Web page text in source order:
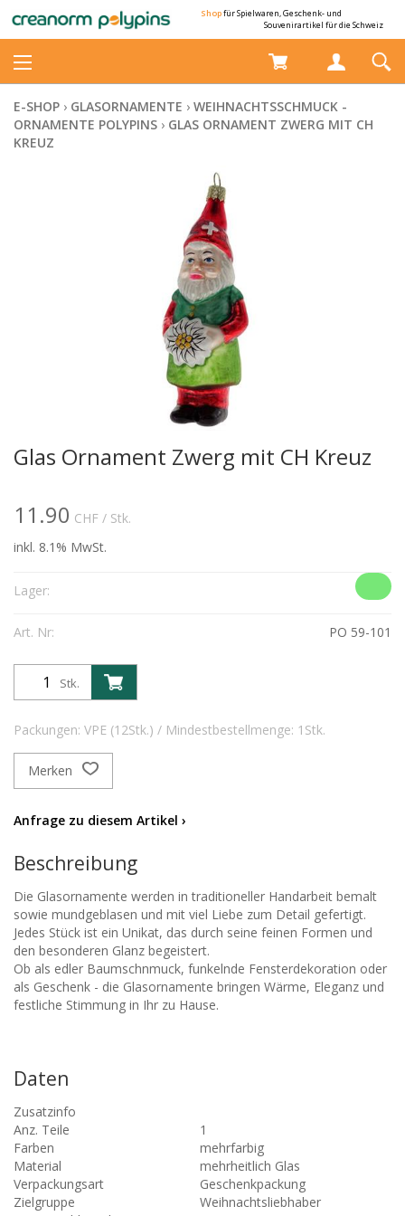
Shopfür Spielwaren, Geschenk- und
Souvenirartikel für die Schweiz
E-SHOP › GLASORNAMENTE › WEIHNACHTSSCHMUCK -
ORNAMENTE POLYPINS › GLAS ORNAMENT ZWERG MIT CH
KREUZ
Glas Ornament Zwerg mit CH Kreuz
11.90 CHF / Stk.
inkl. 8.1% MwSt.
Lager:
Art. Nr: PO 59-101
Stk.
Packungen: VPE (12Stk.) / Mindestbestellmenge: 1Stk.
Merken
Anfrage zu diesem Artikel ›
Beschreibung
Die Glasornamente werden in traditioneller Handarbeit bemalt
sowie mundgeblasen und mit viel Liebe zum Detail gefertigt.
Jedes Stück ist ein Unikat, das durch seine feinen Formen und
den besonderen Glanz begeistert.
Ob als edler Baumschnmuck, funkelnde Fensterdekoration oder
als Geschenk - die Glasornamente bringen Wärme, Eleganz und
festliche Stimmung in Ihr zu Hause.
Daten
Zusatzinfo
Anz. Teile
1
Farben
mehrfarbig
Material
mehrheitlich Glas
Verpackungsart
Geschenkpackung
Zielgruppe
Weihnachtsliebhaber